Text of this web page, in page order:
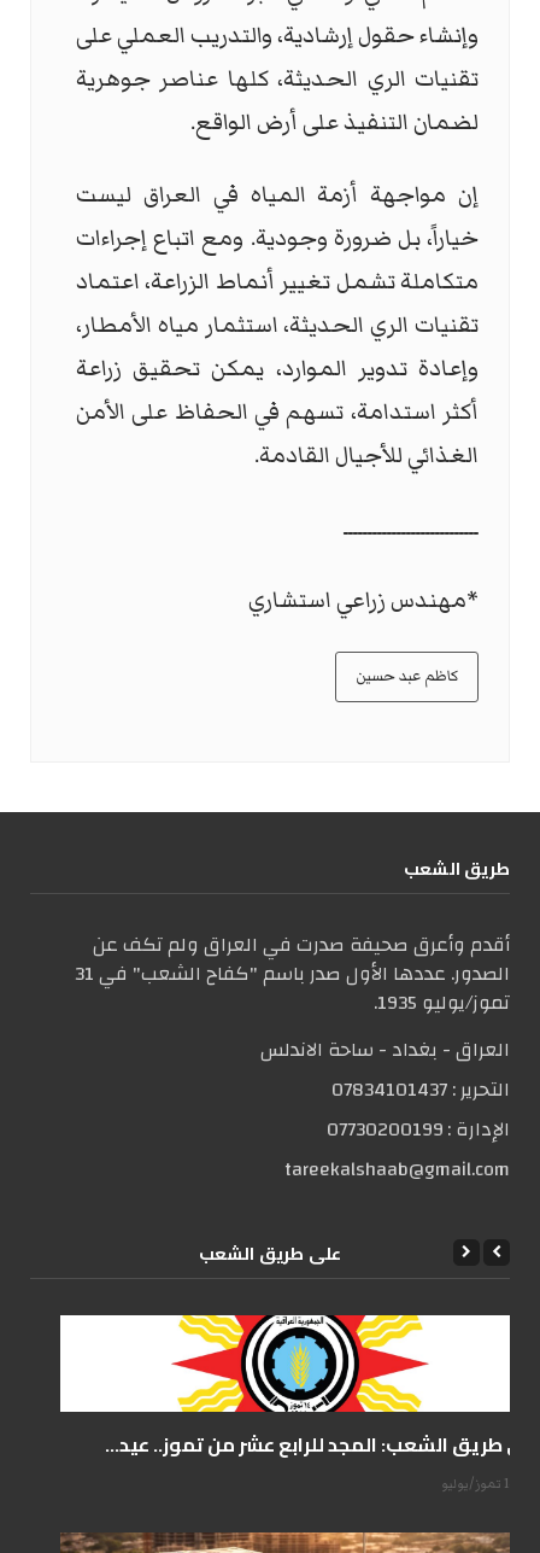
وإنشاء حقول إرشادية، والتدريب العملي على
تقنيات الري الحديثة، كلها عناصر جوهرية
لضمان التنفيذ على أرض الواقع.
إن مواجهة أزمة المياه في العراق ليست
خياراً، بل ضرورة وجودية. ومع اتباع إجراءات
متكاملة تشمل تغيير أنماط الزراعة، اعتماد
تقنيات الري الحديثة، استثمار مياه الأمطار،
وإعادة تدوير الموارد، يمكن تحقيق زراعة
أكثر استدامة، تسهم في الحفاظ على الأمن
الغذائي للأجيال القادمة.
ــــــــــــــــــــــــــــ
*مهندس زراعي استشاري
كاظم عبد حسين
طریق الشعب
أقدم وأعرق صحيفة صدرت في العراق ولم تكف عن
الصدور. عددها الأول صدر باسم "كفاح الشعب" في 31
تموز/يوليو 1935.
العراق - بغداد - ساحة الاندلس
التحریر :07834101437
الإدارة :07730200199
tareekalshaab@gmail.com
علی طریق الشعب
على طريق الشعب: المجد للرابع عشر من تموز.. عيد...
14 تموز/يوليو